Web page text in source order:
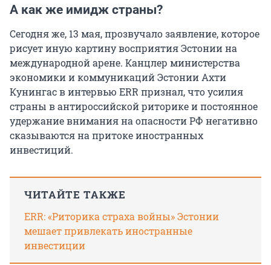
А как же имидж страны?
Сегодня же, 13 мая, прозвучало заявление, которое
рисует иную картину восприятия Эстонии на
международной арене. Канцлер министерства
экономики и коммуникаций Эстонии Ахти
Кунингас в интервью ERR признал, что усилия
страны в антироссийской риторике и постоянное
удержание внимания на опасности РФ негативно
сказываются на притоке иностранных
инвестиций.
ЧИТАЙТЕ ТАКЖЕ
ERR: «Риторика страха войны» Эстонии
мешает привлекать иностранные
инвестиции